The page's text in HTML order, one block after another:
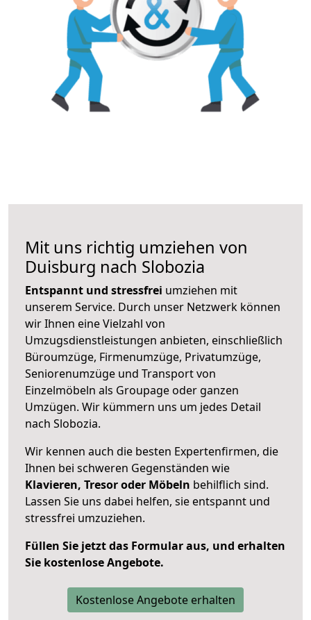
Mit uns richtig umziehen von
Duisburg nach Slobozia
Entspannt und stressfrei umziehen mit
unserem Service. Durch unser Netzwerk können
wir Ihnen eine Vielzahl von
Umzugsdienstleistungen anbieten, einschließlich
Büroumzüge, Firmenumzüge, Privatumzüge,
Seniorenumzüge und Transport von
Einzelmöbeln als Groupage oder ganzen
Umzügen. Wir kümmern uns um jedes Detail
nach Slobozia.
Wir kennen auch die besten Expertenfirmen, die
Ihnen bei schweren Gegenständen wie
Klavieren, Tresor oder Möbeln behilflich sind.
Lassen Sie uns dabei helfen, sie entspannt und
stressfrei umzuziehen.
Füllen Sie jetzt das Formular aus, und erhalten
Sie kostenlose Angebote.
Kostenlose Angebote erhalten